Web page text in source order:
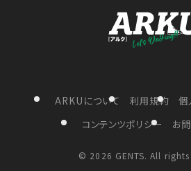
ARKUについて 利用規約
個
コンテンツポリシー
お
© 2026 GENTS. All